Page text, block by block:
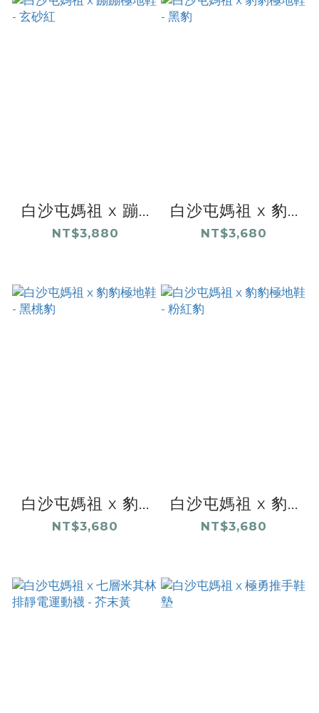
白沙屯媽祖 x 蹦...
NT$3,880
白沙屯媽祖 x 豹...
NT$3,680
白沙屯媽祖 x 豹...
NT$3,680
白沙屯媽祖 x 豹...
NT$3,680